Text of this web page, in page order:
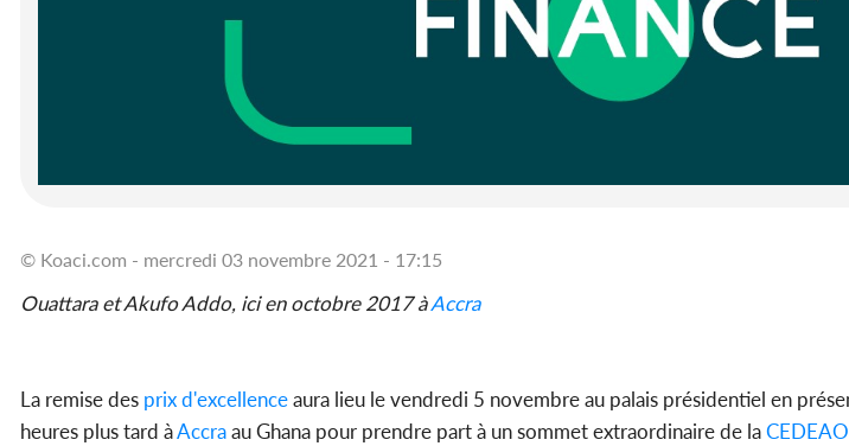
© Koaci.com - mercredi 03 novembre 2021 - 17:15
Ouattara et Akufo Addo, ici en octobre 2017 àAccra
La remise des prix d'excellenceaura lieu le vendredi 5 novembre au palais présidentiel en
heures plus tard àAccraau Ghana pour prendre part à un sommet extraordinaire de laCEDEAO
Côte d'Ivoire : Fête